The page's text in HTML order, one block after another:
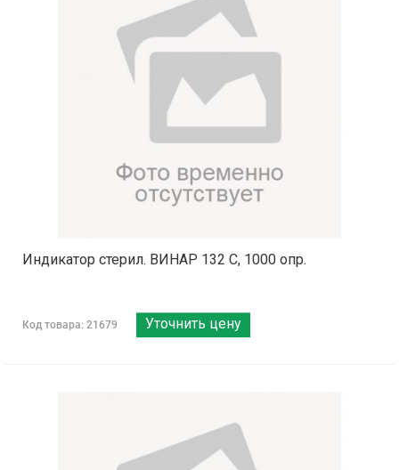
Индикатор стерил. ВИНАР 132 С, 1000 опр.
Код товара: 21679 Уточнить цену